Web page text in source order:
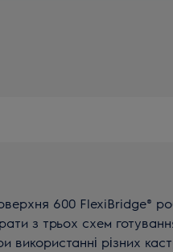
600 FlexiBridge®
з трьох схем
використанні різних